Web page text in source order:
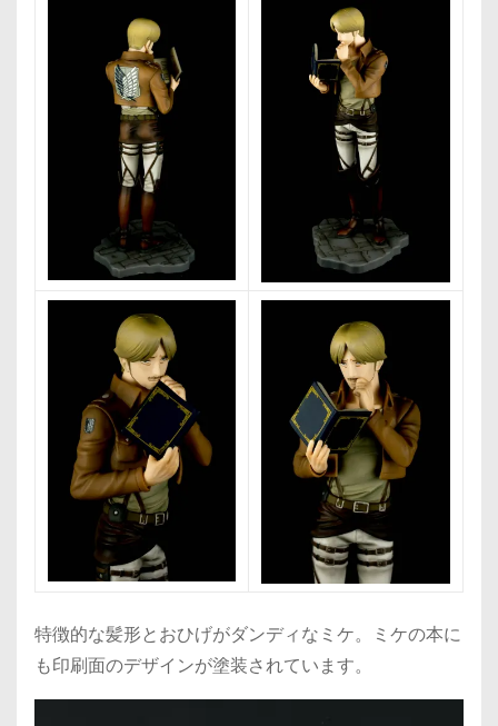
特徴的な髪形とおひげがダンディなミケ。ミケの本に
も印刷面のデザインが塗装されています。